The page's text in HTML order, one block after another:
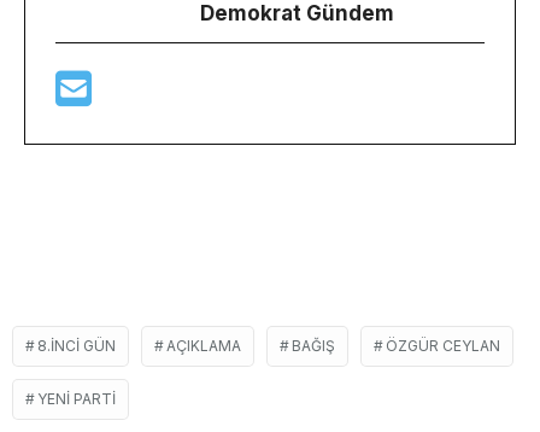
Demokrat Gündem
8.INCI GÜN AÇIKLAMA BAĞIŞ ÖZGÜR CEYLAN
YENI PARTI